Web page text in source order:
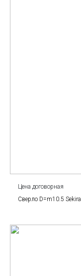
Цена договорная
Сверло D=m10.5